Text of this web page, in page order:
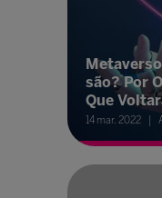
são? Por
Que
14 mar. 2022